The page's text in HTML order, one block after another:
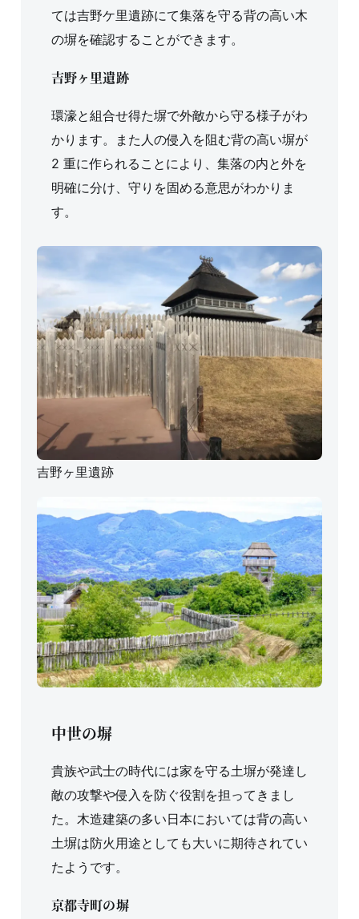
ては吉野ケ里遺跡にて集落を守る背の高い木
の塀を確認することができます。
吉野ヶ里遺跡
環濠と組合せ得た塀で外敵から守る様子がわ
かります。また人の侵入を阻む背の高い塀が
2 重に作られることにより、集落の内と外を
明確に分け、守りを固める意思がわかりま
す。
吉野ヶ里遺跡
中世の塀
貴族や武士の時代には家を守る土塀が発達し
敵の攻撃や侵入を防ぐ役割を担ってきまし
た。木造建築の多い日本においては背の高い
土塀は防火用途としても大いに期待されてい
たようです。
京都寺町の塀